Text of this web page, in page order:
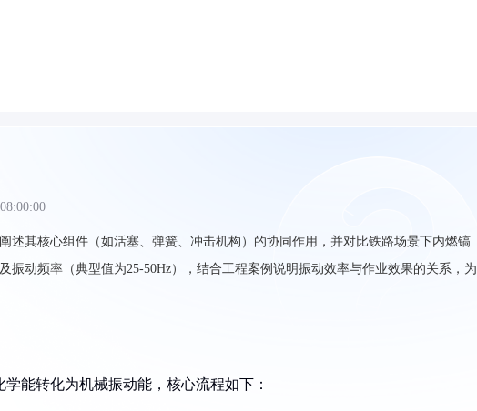
述其核心组件（如活塞、弹簧、冲击机构）的协同作用，并对比铁路场景下内燃镐
振动频率（典型值为25-50Hz），结合工程案例说明振动效率与作业效果的关系，为
能转化为机械振动能，核心流程如下：